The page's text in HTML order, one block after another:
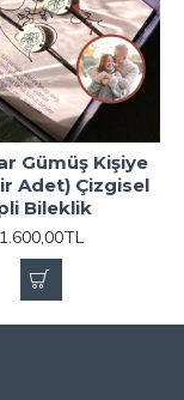
Gümüş Kişiye
Adet) Çizgisel
Bileklik
1.600,00TL